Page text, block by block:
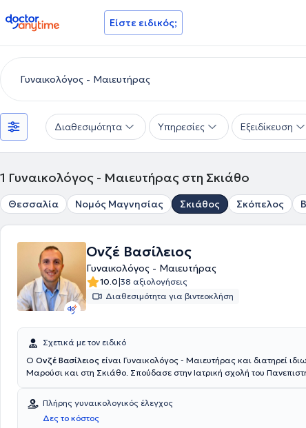
doctoranytime Είστε ειδικός;
Διαθεσιμότητα Υπηρεσίες Εξειδίκευση
1 Γυναικολόγος - Μαιευτήρας στη Σκιάθο
Θεσσαλία Νομός Μαγνησίας Σκιάθος Σκόπελος
Ονζέ Βασίλειος
Γυναικολόγος - Μαιευτήρας
10.0|38 αξιολογήσεις
Διαθεσιμότητα για βιντεοκλήση
Σχετικά με τον ειδικό
Ο Ονζέ Βασίλειος είναι Γυναικολόγος - Μαιευτήρας και διατηρεί
Μαρούσι και στη Σκιάθο. Σπούδασε στην Ιατρική σχολή του
αναπαραγωγή" στο Εθνικό και Καποδιστριακό Πανεπιστήμιο Αθηνών.
μετεκπαιδεύεται στην Ενδοσκοπική Γυναικολογική Χειρουργική και
Ουρογυναικολογία στο Μαιευτήριο "Μητέρα". Ειδικεύτηκε στο ΓΝΗ
Πλήρης γυναικολογικός έλεγχος
Δες το κόστος